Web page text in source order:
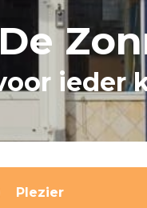
ieder
Plezier